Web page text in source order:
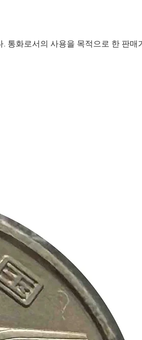
통화로서의 사용을 목적으로 한 판매